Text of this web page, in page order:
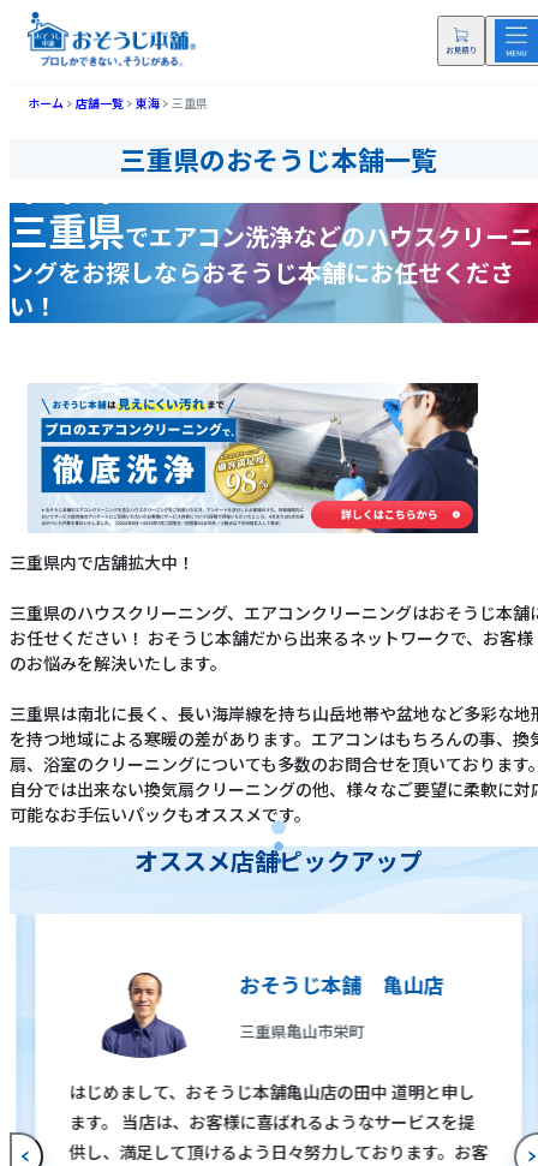
ホーム 店舗一覧 東海 三重県
三重県のおそうじ本舗一覧
三重県でエアコン洗浄などのハウスクリーニ
ングをお探しならおそうじ本舗にお任せくださ
い！
三重県内で店舗拡大中！
三重県のハウスクリーニング、エアコンクリーニングはおそうじ本舗
お任せください！ おそうじ本舗だから出来るネットワークで、お客様
のお悩みを解決いたします。
三重県は南北に長く、長い海岸線を持ち山岳地帯や盆地など多彩な地
を持つ地域による寒暖の差があります。エアコンはもちろんの事、換
扇、浴室のクリーニングについても多数のお問合せを頂いております
自分では出来ない換気扇クリーニングの他、様々なご要望に柔軟に対
可能なお手伝いパックもオススメです。
オススメ店舗ピックアップ
おそうじ本舗 亀山店
三重県亀山市栄町
はじめまして、おそうじ本舗亀山店の田中 道明と申し
ます。 当店は、お客様に喜ばれるようなサービスを提
供し、満足して頂けるよう日々努力しております。お客